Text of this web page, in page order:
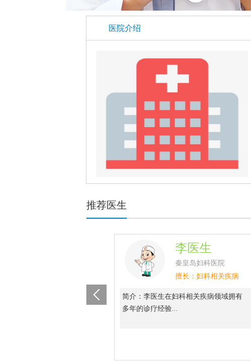
医院介绍
推荐医生
医生在妇科相关疾病领域拥有
李医生
秦皇岛妇科医院
擅长：妇科相关疾病
简介：李医生在妇科相关疾病领域拥有
多年的诊疗经验...